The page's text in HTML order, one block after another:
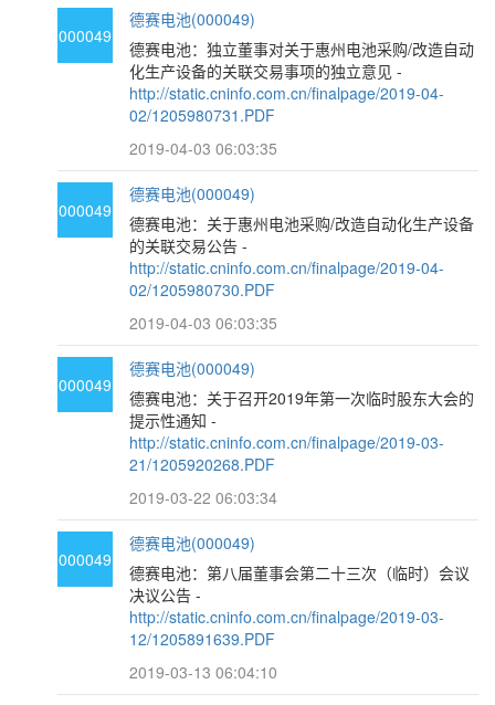
000049
德赛电池(000049)
德赛电池：独立董事对关于惠州电池采购/改造自动
化生产设备的关联交易事项的独立意见 -
http://static.cninfo.com.cn/finalpage/2019-04-
02/1205980731.PDF
2019-04-03 06:03:35
000049
德赛电池(000049)
德赛电池：关于惠州电池采购/改造自动化生产设备
的关联交易公告 -
http://static.cninfo.com.cn/finalpage/2019-04-
02/1205980730.PDF
2019-04-03 06:03:35
000049
德赛电池(000049)
德赛电池：关于召开2019年第一次临时股东大会的
提示性通知 -
http://static.cninfo.com.cn/finalpage/2019-03-
21/1205920268.PDF
2019-03-22 06:03:34
000049
德赛电池(000049)
德赛电池：第八届董事会第二十三次（临时）会议
决议公告 -
http://static.cninfo.com.cn/finalpage/2019-03-
12/1205891639.PDF
2019-03-13 06:04:10